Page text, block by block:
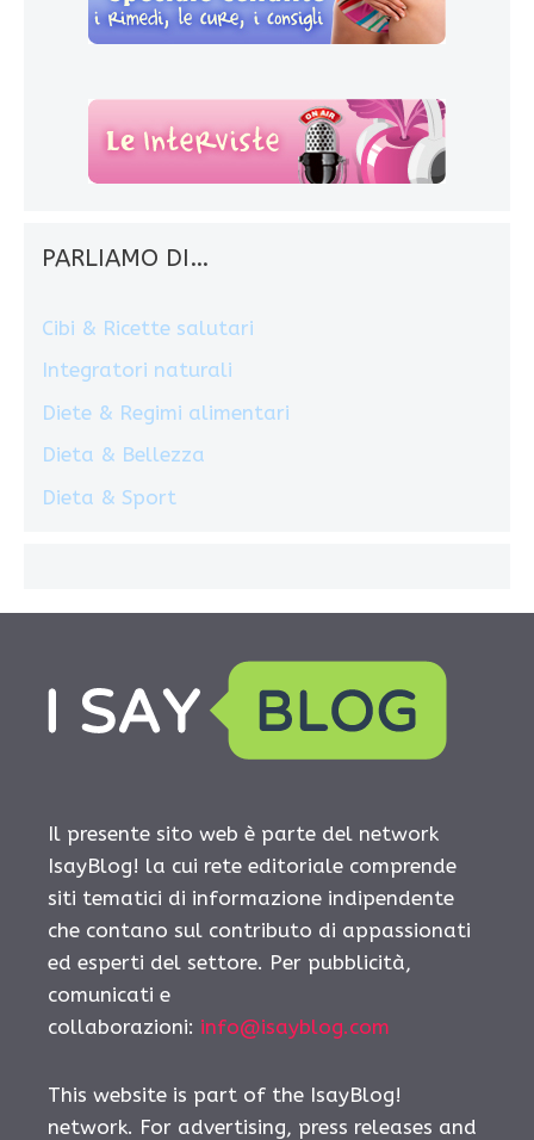
PARLIAMO DI…
Cibi & Ricette salutari
Integratori naturali
Diete & Regimi alimentari
Dieta & Bellezza
Dieta & Sport
Il presente sito web è parte del network
IsayBlog! la cui rete editoriale comprende
siti tematici di informazione indipendente
che contano sul contributo di appassionati
ed esperti del settore. Per pubblicità,
comunicati e
collaborazioni: info@isayblog.com
This website is part of the IsayBlog!
network. For advertising, press releases and